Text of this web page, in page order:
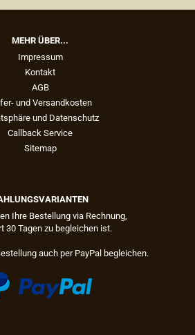
MEHR ÜBER...
Impressum
Kontakt
AGB
und Versandkosten
und Datenschutz
Callback Service
Sitemap
Ihre Bestellung via Rechnung,
30 Tagen zu begleichen ist.
auch per PayPal begleichen.